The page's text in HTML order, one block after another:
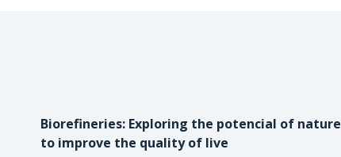
Biorefineries: Exploring the potencial of nature
to improve the quality of live